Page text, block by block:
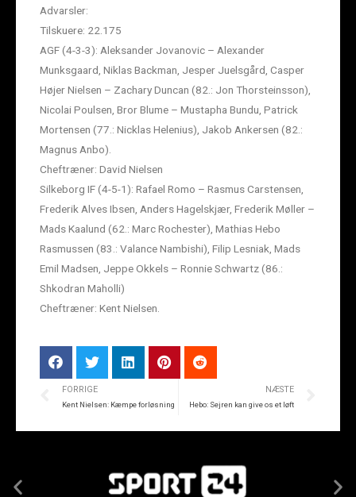
Advarsler:
Tilskuere: 22.175
AGF (4-3-3): Aleksander Jovanovic – Alexander
Munksgaard, Niklas Backman, Jesper Juelsgård, Casper
Højer Nielsen – Zachary Duncan (82.: Jon Thorsteinsson),
Nicolai Poulsen, Bror Blume – Mustapha Bundu, Patrick
Mortensen (77.: Nicklas Helenius), Jakob Ankersen (82.:
Magnus Anbo).
Cheftræner: David Nielsen
Silkeborg IF (4-5-1): Rafael Romo – Rasmus Carstensen,
Frederik Alves Ibsen, Anders Hagelskjær, Frederik Møller –
Mads Kaalund (62.: Marc Rochester), Mathias Hebo
Rasmussen (83.: Valance Nambishi), Filip Lesniak, Mads
Emil Madsen, Jeppe Okkels – Ronnie Schwartz (86.:
Shkodran Maholli)
Cheftræner: Kent Nielsen.
FORRIGE
Kent Nielsen: Kæmpe forløsning
NÆSTE
Hebo: Sejren kan give os et løft